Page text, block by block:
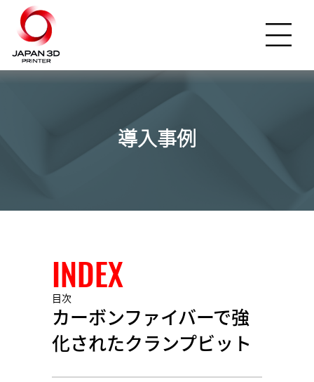
導入事例
INDEX
目次
カーボンファイバーで強
化されたクランプビット